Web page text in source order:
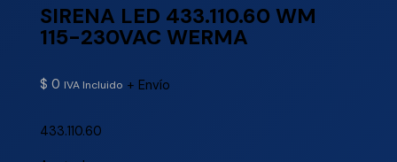
SIRENA LED 433.110.60 WM
115-230VAC WERMA
$ 0 IVA Incluido + Envío
433.110.60